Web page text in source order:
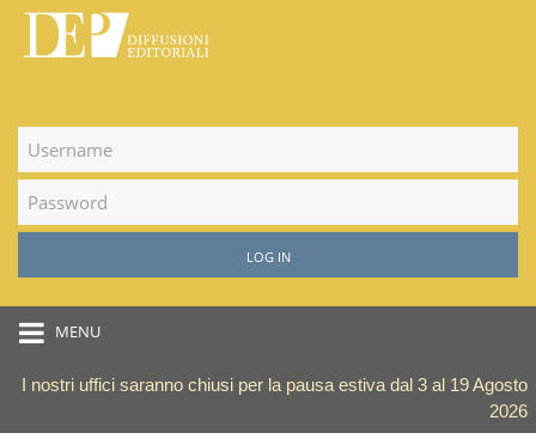
LOG IN
MENU
I nostri uffici saranno chiusi per la pausa estiva dal 3 al 19 Agosto
2026